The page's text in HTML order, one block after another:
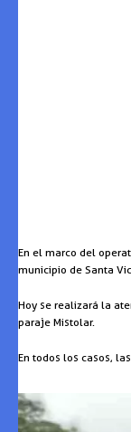
En el marco del
municipio de Santa
Hoy se realizará la
paraje Mistolar.
En todos los casos,